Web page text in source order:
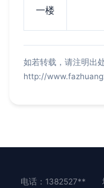
一楼
如若转载，请注明出
http://
电话：1382527**